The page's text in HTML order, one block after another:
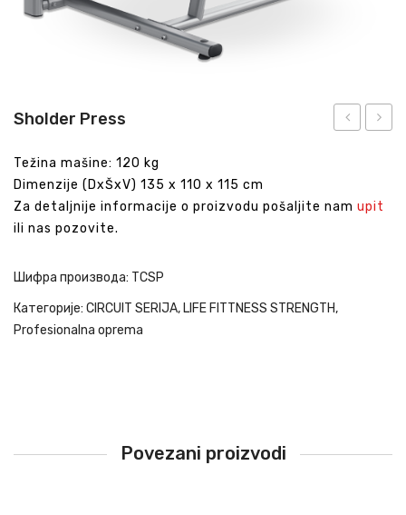
Sholder Press
Težina mašine: 120 kg
Dimenzije (DxŠxV) 135 x 110 x 115 cm
Za detaljnije informacije o proizvodu pošaljite nam upit
ili nas pozovite.
Шифра производа: TCSP
Категорије: CIRCUIT SERIJA, LIFE FITTNESS STRENGTH,
Profesionalna oprema
Povezani proizvodi